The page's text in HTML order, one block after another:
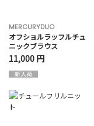
MERCURYDUO
オフショルラッフルチュ
ニックブラウス
11,000 円